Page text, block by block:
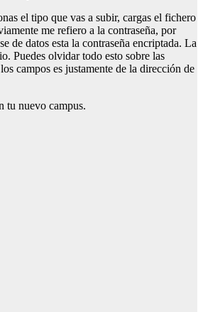
el tipo que vas a subir, cargas el fichero
me refiero a la contraseña, por
de datos esta la contraseña encriptada. La
Puedes olvidar todo esto sobre las
campos es justamente de la dirección de
tu nuevo campus.